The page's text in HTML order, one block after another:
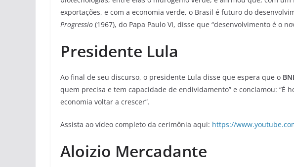
exportações, e com a economia verde, o Brasil é futuro do
Progressio (1967), do Papa Paulo VI, disse que “desenvolvimento é o
Presidente Lula
Ao final de seu discurso, o presidente Lula disse que espera que o
quem precisa e tem capacidade de endividamento” e conclamou: “É
economia voltar a crescer”.
Assista ao vídeo completo da cerimônia aqui: https://
Aloizio Mercadante